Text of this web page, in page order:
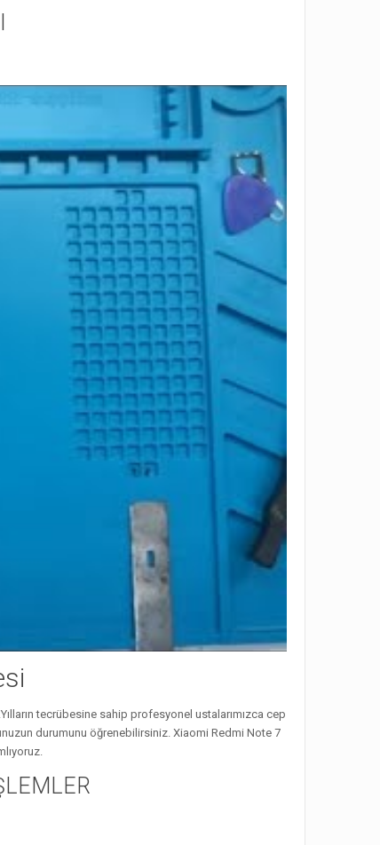
tecrübesine sahip profesyonel ustalarımızca cep
durumunu öğrenebilirsiniz. Xiaomi Redmi Note 7